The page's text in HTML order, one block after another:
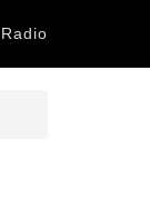
Radio